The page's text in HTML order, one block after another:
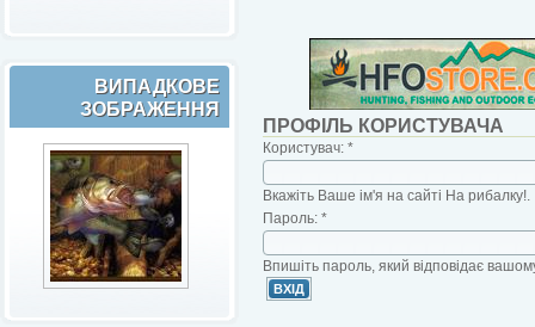
ВИПАДКОВЕ
ЗОБРАЖЕННЯ
ПРОФІЛЬ КОРИСТУВАЧА
Користувач: *
Вкажіть Ваше ім'я на сайті На рибалку!.
Пароль: *
Впишіть пароль, який відповідає